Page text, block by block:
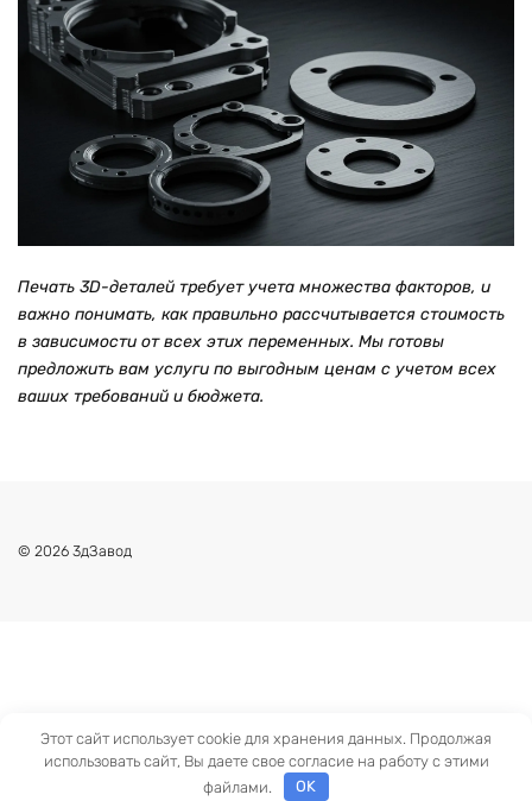
Печать 3D-деталей требует учета множества факторов, и
важно понимать, как правильно рассчитывается стоимость
в зависимости от всех этих переменных. Мы готовы
предложить вам услуги по выгодным ценам с учетом всех
ваших требований и бюджета.
© 2026 3дЗавод
Этот сайт использует cookie для хранения данных. Продолжая
использовать сайт, Вы даете свое согласие на работу с этими
файлами.
OK